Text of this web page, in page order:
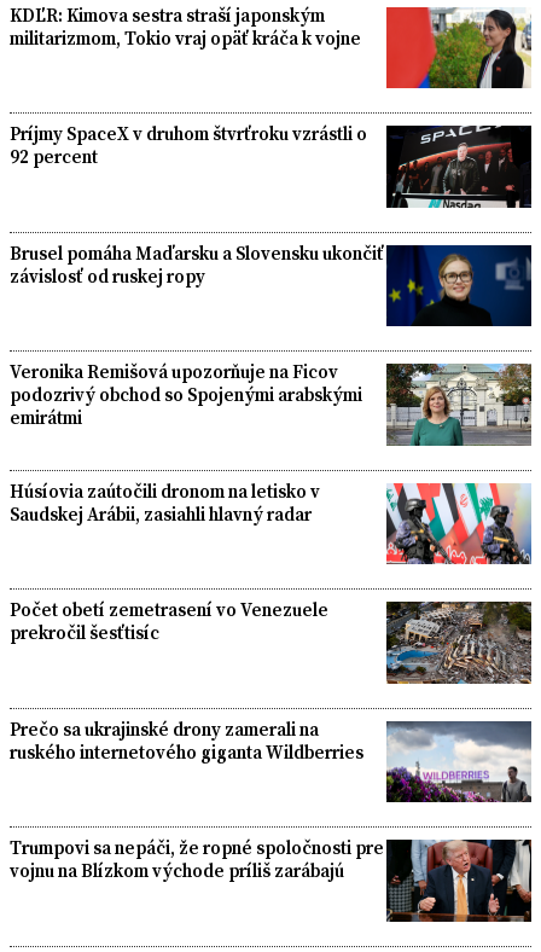
KDĽR: Kimova sestra straší japonským
militarizmom, Tokio vraj opäť kráča k vojne
Príjmy SpaceX v druhom štvrťroku vzrástli o
92 percent
Brusel pomáha Maďarsku a Slovensku ukončiť
závislosť od ruskej ropy
Veronika Remišová upozorňuje na Ficov
podozrivý obchod so Spojenými arabskými
emirátmi
Húsíovia zaútočili dronom na letisko v
Saudskej Arábii, zasiahli hlavný radar
Počet obetí zemetrasení vo Venezuele
prekročil šesťtisíc
Prečo sa ukrajinské drony zamerali na
ruského internetového giganta Wildberries
Trumpovi sa nepáči, že ropné spoločnosti pre
vojnu na Blízkom východe príliš zarábajú